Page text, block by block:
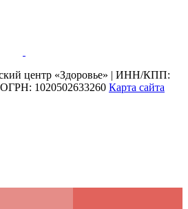
центр «Здоровье» | ИНН/КПП:
ОГРН: 1020502633260 Карта сайта